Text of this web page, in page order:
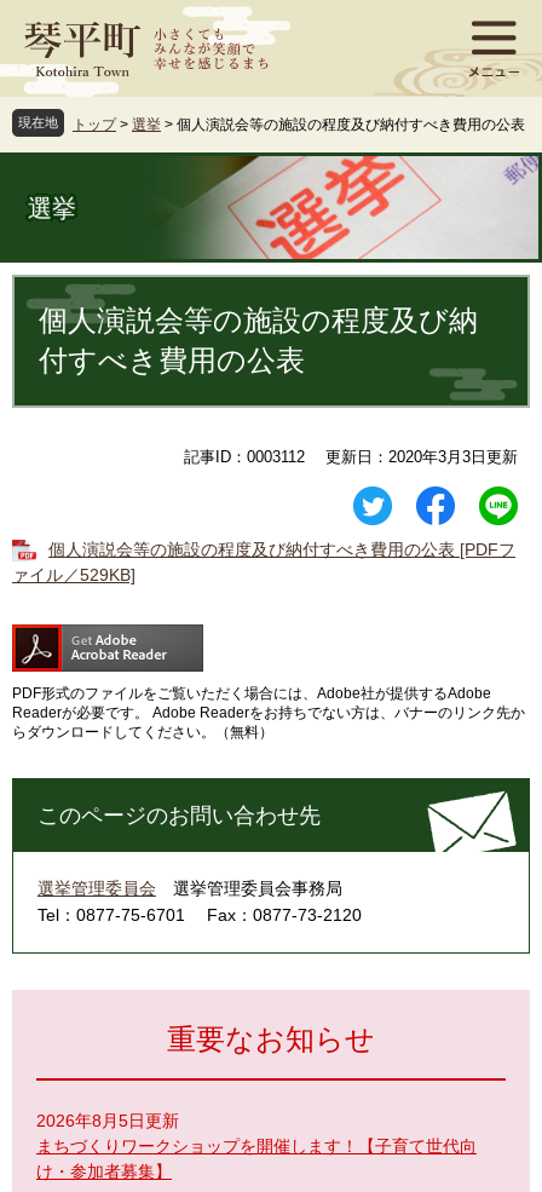
ジ
先
頭
ュ
を
飛
文
現在地 トップ > 選挙 > 個人演説会等の施設の程度及び納付すべき費用の公表
選挙
文 個人演説会等の施設の程度及び納
付すべき費用の公表
記事ID：0003112 更新日：2020年3月3日更新
個人演説会等の施設の程度及び納付すべき費用の公表 [PDFフ
ァイル／529KB]
PDF形式のファイルをご覧いただく場合には、Adobe社が提供するAdobe
Readerが必要です。
Adobe Readerをお持ちでない方は、バナーのリンク先か
らダウンロードしてください。（無料）
このページのお問い合わせ先
選挙管理委員会
選挙管理委員会事務局
Tel：0877-75-6701
Fax：0877-73-2120
重要なお知らせ
2026年8月5日更新
まちづくりワークショップを開催します！【子育て世代向
け・参加者募集】